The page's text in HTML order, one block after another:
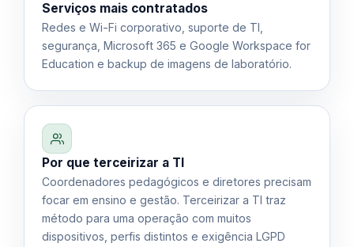
Serviços mais contratados
Redes e Wi-Fi corporativo, suporte de TI,
segurança, Microsoft 365 e Google Workspace for
Education e backup de imagens de laboratório.
Por que terceirizar a TI
Coordenadores pedagógicos e diretores precisam
focar em ensino e gestão. Terceirizar a TI traz
método para uma operação com muitos
dispositivos, perfis distintos e exigência LGPD